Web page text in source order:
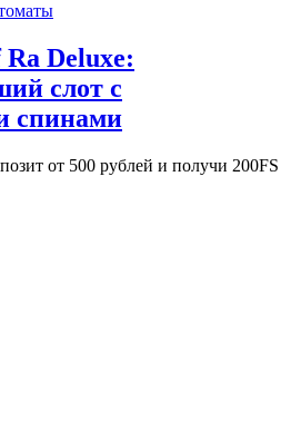
Deluxe:
слот с
спинами
от 500 рублей и получи 200FS